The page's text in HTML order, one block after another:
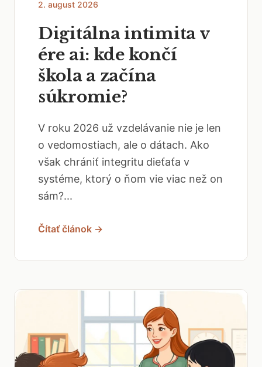
2. august 2026
Digitálna intimita v
ére ai: kde končí
škola a začína
súkromie?
V roku 2026 už vzdelávanie nie je len
o vedomostiach, ale o dátach. Ako
však chrániť integritu dieťaťa v
systéme, ktorý o ňom vie viac než on
sám?...
Čítať článok →